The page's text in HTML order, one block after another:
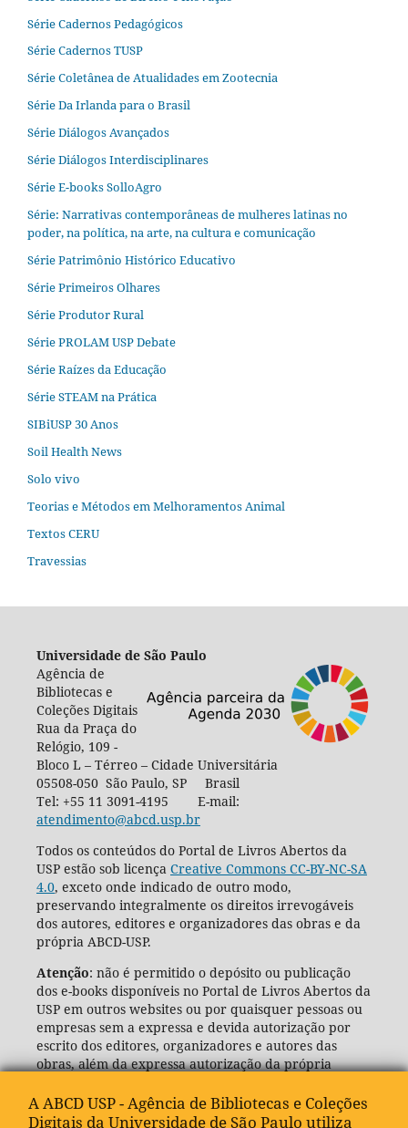
Série Cadernos Pedagógicos
Série Cadernos TUSP
Série Coletânea de Atualidades em Zootecnia
Série Da Irlanda para o Brasil
Série Diálogos Avançados
Série Diálogos Interdisciplinares
Série E-books SolloAgro
Série: Narrativas contemporâneas de mulheres latinas no
poder, na política, na arte, na cultura e comunicação
Série Patrimônio Histórico Educativo
Série Primeiros Olhares
Série Produtor Rural
Série PROLAM USP Debate
Série Raízes da Educação
Série STEAM na Prática
SIBiUSP 30 Anos
Soil Health News
Solo vivo
Teorias e Métodos em Melhoramentos Animal
Textos CERU
Travessias
Universidade de São Paulo
Agência de
Bibliotecas e
Coleções Digitais
Rua da Praça do
Relógio, 109 -
Bloco L – Térreo – Cidade Universitária
05508-050 São Paulo, SP Brasil
Tel: +55 11 3091-4195 E-mail:
atendimento@abcd.usp.br
Todos os conteúdos do Portal de Livros Abertos da
USP estão sob licença Creative Commons CC-BY-NC-SA
4.0, exceto onde indicado de outro modo,
preservando integralmente os direitos irrevogáveis
dos autores, editores e organizadores das obras e da
própria ABCD-USP.
Atenção: não é permitido o depósito ou publicação
dos e-books disponíveis no Portal de Livros Abertos da
USP em outros websites ou por quaisquer pessoas ou
empresas sem a expressa e devida autorização por
escrito dos editores, organizadores e autores das
obras, além da expressa autorização da própria
(ABCD-USP).
A ABCD USP - Agência de Bibliotecas e Coleções
Digitais da Universidade de São Paulo utiliza